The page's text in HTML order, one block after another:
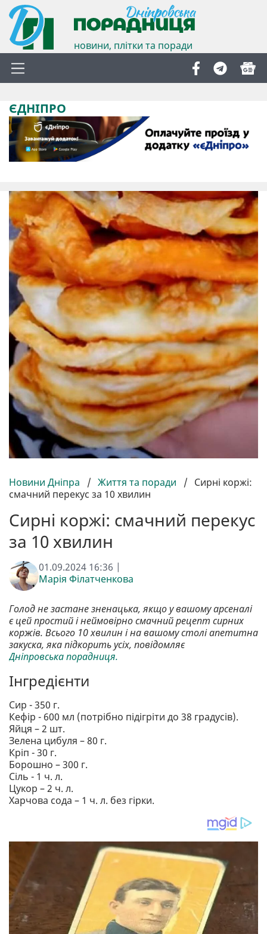
новини, плітки та поради
ЄДНІПРО
Новини Дніпра / Життя та поради / Сирні коржі:
смачний перекус за 10 хвилин
Сирні коржі: смачний перекус
за 10 хвилин
01.09.2024 16:36 |
Марія Філатченкова
Голод не застане зненацька, якщо у вашому арсеналі
є цей простий і неймовірно смачний рецепт сирних
коржів. Всього 10 хвилин і на вашому столі апетитна
закуска, яка підкорить усіх, повідомляє
Дніпровська порадниця.
Інгредієнти
Сир - 350 г.
Кефір - 600 мл (потрібно підігріти до 38 градусів).
Яйця – 2 шт.
Зелена цибуля – 80 г.
Кріп - 30 г.
Борошно – 300 г.
Сіль - 1 ч. л.
Цукор – 2 ч. л.
Харчова сода – 1 ч. л. без гірки.